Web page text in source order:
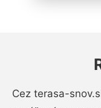
Cez terasa-